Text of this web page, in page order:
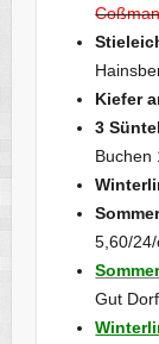
Kiefer
3
Buchen
5,60/
Gut